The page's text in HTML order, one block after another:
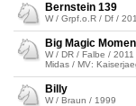
Bernstein 139
W / Grpf.o.R / Df /
Big Magic
W / DR / Falbe /
Midas / MV:
Billy
W / Braun / 1999